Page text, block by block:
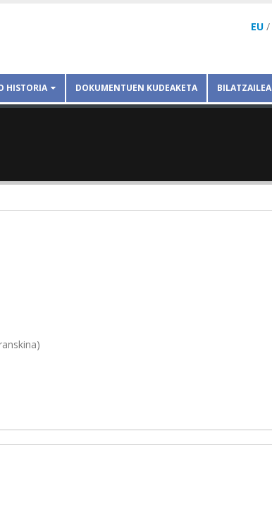
EU /
HISTORIA DOKUMENTUEN KUDEAKETA BILATZAILEA